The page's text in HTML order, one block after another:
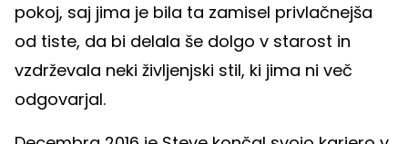
pokoj, saj jima je bila ta zamisel privlačnejša
od tiste, da bi delala še dolgo v starost in
vzdrževala neki življenjski stil, ki jima ni več
odgovarjal.